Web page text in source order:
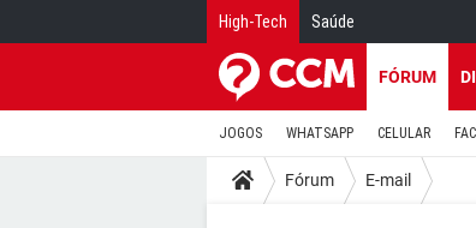
High-Tech Saúde
FÓRUM
JOGOS WHATSAPP CELULAR
Fórum E-mail